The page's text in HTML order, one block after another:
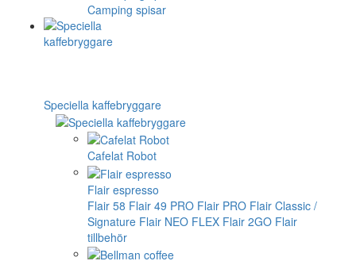
Camping spisar
Speciella kaffebryggare
Cafelat Robot
Flair espresso
Flair 58 Flair 49 PRO Flair PRO Flair Classic /
Signature Flair NEO FLEX Flair 2GO Flair
tillbehör